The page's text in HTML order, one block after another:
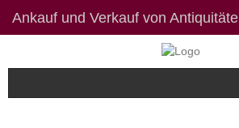
Ankauf und Verkauf von